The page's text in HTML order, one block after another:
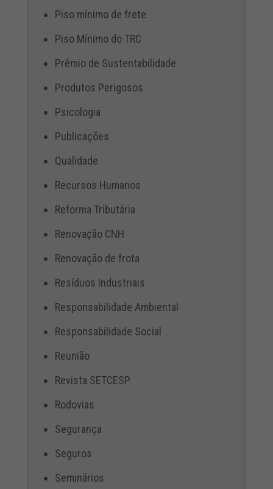
Piso mínimo de frete
Piso Mínimo do TRC
Prêmio de Sustentabilidade
Produtos Perigosos
Psicologia
Publicações
Qualidade
Recursos Humanos
Reforma Tributária
Renovação CNH
Renovação de frota
Resíduos Industriais
Responsabilidade Ambiental
Responsabilidade Social
Reunião
Revista SETCESP
Rodovias
Segurança
Seguros
Seminários